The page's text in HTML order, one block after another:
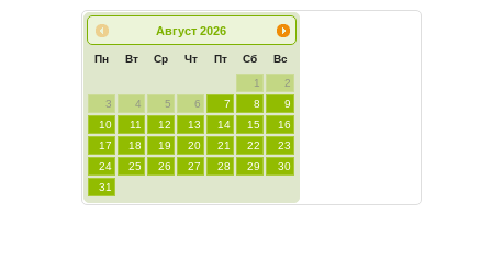
Август 2026
Пн Вт Ср Чт Пт Сб Вс
1
2
3
4 5 6 7 8
9
10
11 12 13 14 15
16
17
18 19 20 21 22
23
24
25 26 27 28 29
30
31